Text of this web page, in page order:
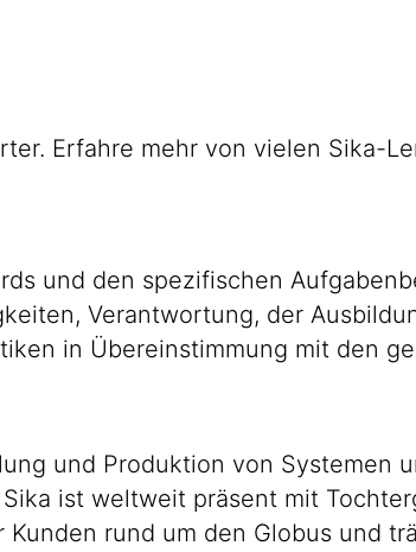
Erfahre mehr von vielen Sika-
und den spezifischen
Verantwortung, der
in Übereinstimmung mit den
und Produktion von Systemen
ist weltweit präsent mit
rund um den Globus und